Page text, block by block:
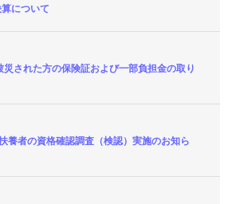
について
された方の保険証および一部負担金の取り
者の資格確認調査（検認）実施のお知ら